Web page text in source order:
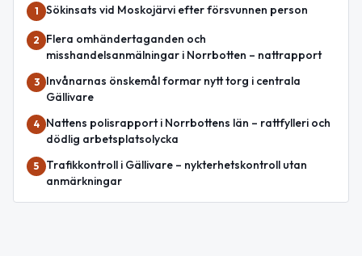
1 Sökinsats vid Moskojärvi efter försvunnen person
2
Flera omhändertaganden och
misshandelsanmälningar i Norrbotten – nattrapport
3
Invånarnas önskemål formar nytt torg i centrala
Gällivare
4
Nattens polisrapport i Norrbottens län – rattfylleri och
dödlig arbetsplatsolycka
5
Trafikkontroll i Gällivare – nykterhetskontroll utan
anmärkningar